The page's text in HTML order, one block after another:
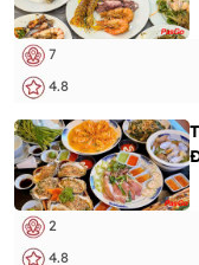
7
4.8
2
4.8